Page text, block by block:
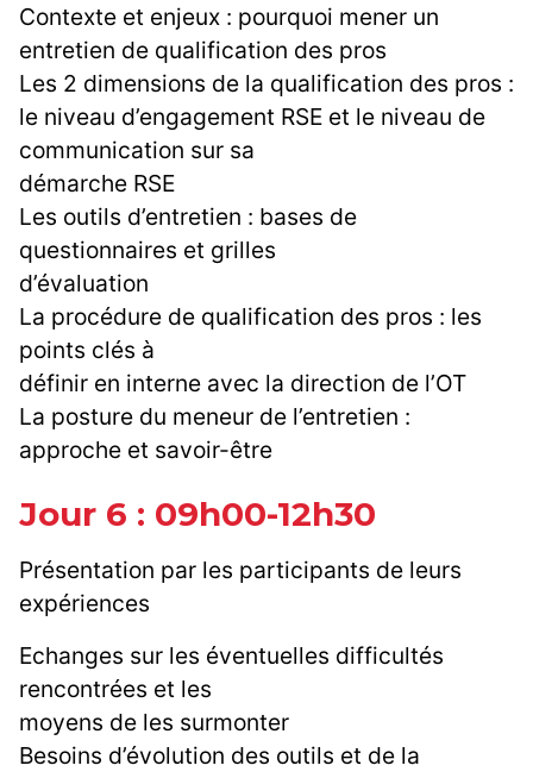
Contexte et enjeux : pourquoi mener un
entretien de qualification des pros
Les 2 dimensions de la qualification des pros :
le niveau d’engagement RSE et le niveau de
communication sur sa
démarche RSE
Les outils d’entretien : bases de
questionnaires et grilles
d’évaluation
La procédure de qualification des pros : les
points clés à
définir en interne avec la direction de l’OT
La posture du meneur de l’entretien :
approche et savoir-être
Jour 6 : 09h00-12h30
Présentation par les participants de leurs
expériences
Echanges sur les éventuelles difficultés
rencontrées et les
moyens de les surmonter
Besoins d’évolution des outils et de la